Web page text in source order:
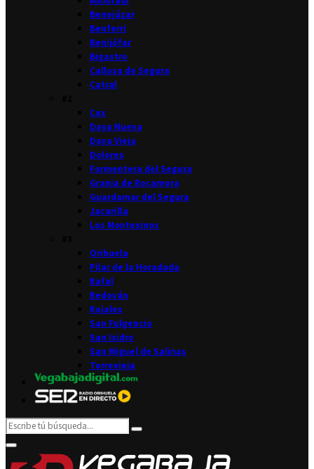
Benejúzar
Benferri
Benijófar
Bigastro
Callosa de Segura
Catral
Cox
Daya Nueva
Daya Vieja
Dolores
Formentera del Segura
Granja de Rocamora
Guardamar del Segura
Jacarilla
Los Montesinos
Orihuela
Pilar de la Horadada
Rafal
Redován
Rojales
San Fulgencio
San Isidro
San Miguel de Salinas
Torrevieja
Search
for:
Search
Primary
Menu